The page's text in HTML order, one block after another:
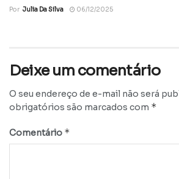
Por Julia Da Silva 06/12/2025
Deixe um comentário
O seu endereço de e-mail não será
obrigatórios são marcados com *
Comentário *